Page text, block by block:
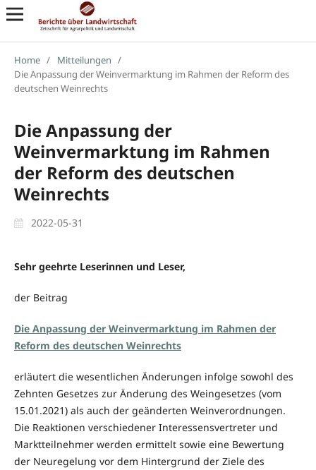
Home / Mitteilungen /
Die Anpassung der Weinvermarktung im Rahmen der Reform des
deutschen Weinrechts
Die Anpassung der
Weinvermarktung im Rahmen
der Reform des deutschen
Weinrechts
2022-05-31
Sehr geehrte Leserinnen und Leser,
der Beitrag
Die Anpassung der Weinvermarktung im Rahmen der
Reform des deutschen Weinrechts
erläutert die wesentlichen Änderungen infolge sowohl des
Zehnten Gesetzes zur Änderung des Weingesetzes (vom
15.01.2021) als auch der geänderten Weinverordnungen.
Die Reaktionen verschiedener Interessensvertreter und
Marktteilnehmer werden ermittelt sowie eine Bewertung
der Neuregelung vor dem Hintergrund der Ziele des